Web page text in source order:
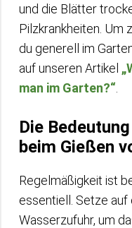
und die Blätter
Pilzkrankheiten. Um
du generell im
auf unseren Artikel
man im Garten?“
Die
beim Gießen
Regelmäßigkeit ist
essentiell. Setze auf
Wasserzufuhr, um